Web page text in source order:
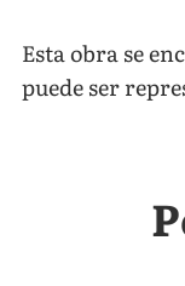
Esta obra se
puede ser